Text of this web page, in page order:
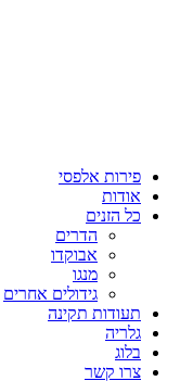
פירות אלפסי
אודות
כל הזנים
הדרים
אבוקדו
מנגו
גידולים אחרים
תעודות תקינה
גלריה
בלוג
צרו קשר